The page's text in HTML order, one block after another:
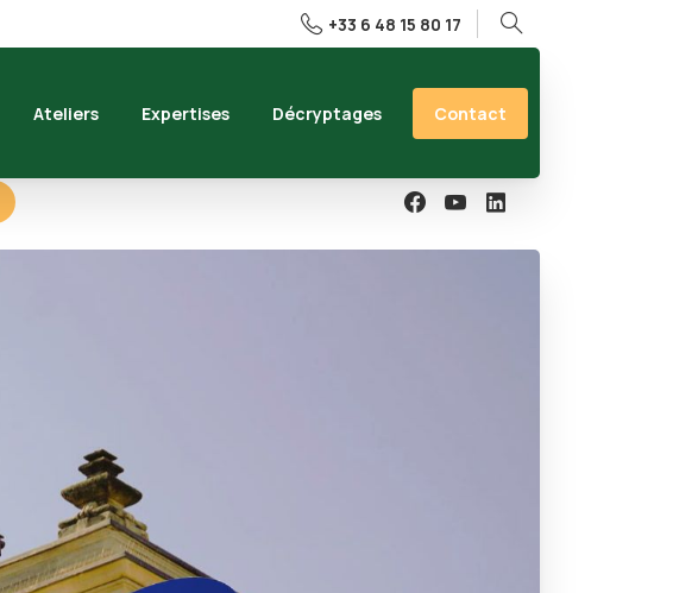
+33 6 48 15 80 17
Rechercher
Ateliers Expertises Décryptages Contact